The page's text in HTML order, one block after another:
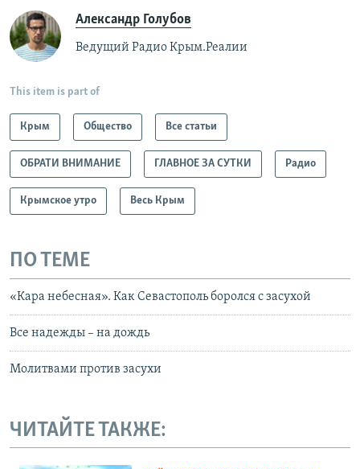
Александр Голубов
Ведущий Радио Крым.Реалии
This item is part of
Крым Общество Все статьи
ОБРАТИ ВНИМАНИЕ ГЛАВНОЕ ЗА СУТКИ Радио
Крымское утро Весь Крым
ПО ТЕМЕ
«Кара небесная». Как Севастополь боролся с засухой
Все надежды – на дождь
Молитвами против засухи
ЧИТАЙТЕ ТАКЖЕ: